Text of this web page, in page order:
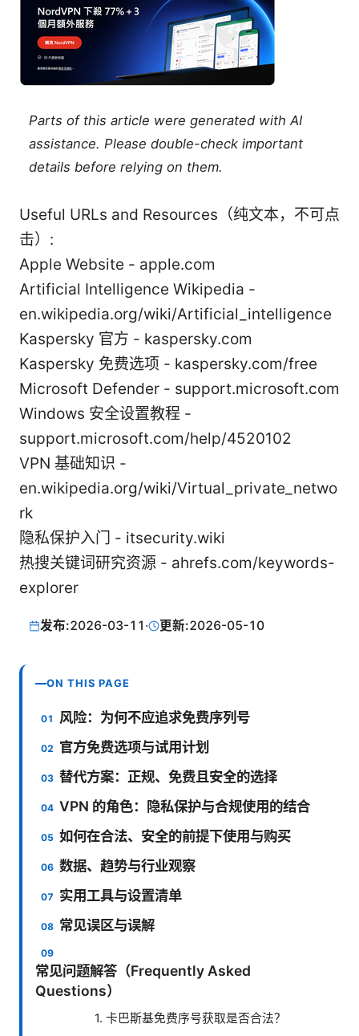
Parts of this article were generated with AI
assistance. Please double-check important
details before relying on them.
Useful URLs and Resources（纯文本，不可点
击）:
Apple Website - apple.com
Artificial Intelligence Wikipedia -
en.wikipedia.org/wiki/Artificial_intelligence
Kaspersky 官方 - kaspersky.com
Kaspersky 免费选项 - kaspersky.com/free
Microsoft Defender - support.microsoft.com
Windows 安全设置教程 -
support.microsoft.com/help/4520102
VPN 基础知识 -
en.wikipedia.org/wiki/Virtual_private_netwo
rk
隐私保护入门 - itsecurity.wiki
热搜关键词研究资源 - ahrefs.com/keywords-
explorer
发布:2026-03-11 · 更新:2026-05-10
ON THIS PAGE
风险：为何不应追求免费序列号
官方免费选项与试用计划
替代方案：正规、免费且安全的选择
VPN 的角色：隐私保护与合规使用的结合
如何在合法、安全的前提下使用与购买
数据、趋势与行业观察
实用工具与设置清单
常见误区与误解
常见问题解答（Frequently Asked
Questions）
1. 卡巴斯基免费序号获取是否合法？